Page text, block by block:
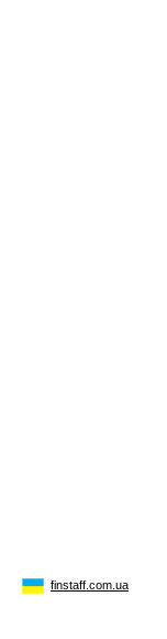
finstaff.com.ua